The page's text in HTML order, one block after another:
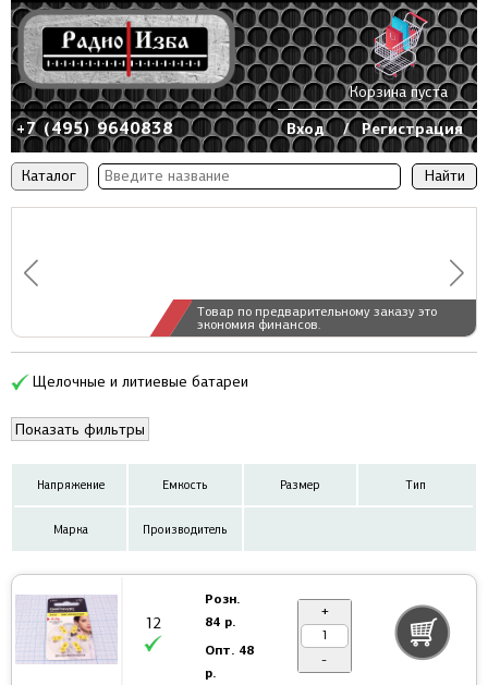
Каталог
Товар по предварительному заказу это
экономия финансов.
+7 (495) 9640838 Вход / Регистрация
Корзина пуста
Щелочные и литиевые батареи
Показать фильтры
Напряжение Емкость Размер Тип
Марка Производитель
12
Розн.
84 р.
Опт. 48
р.
+
-